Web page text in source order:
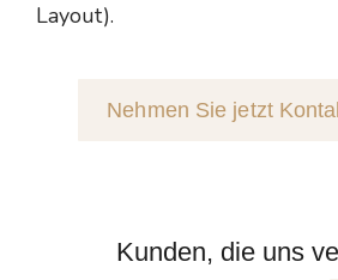
Layout).
Nehmen Sie jetzt
Kunden, die uns